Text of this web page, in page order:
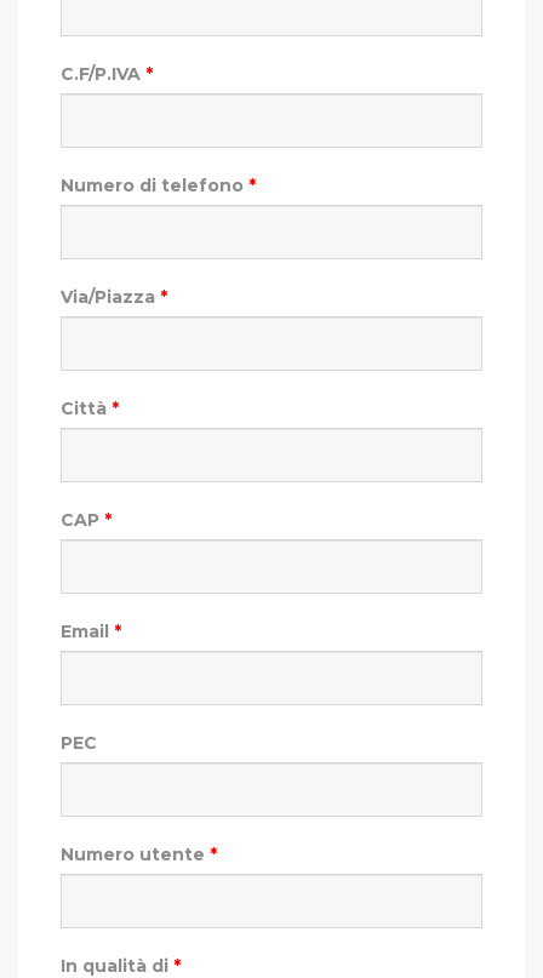
C.F/P.IVA *
Numero di telefono *
Via/Piazza *
Città *
CAP *
Email *
PEC
Numero utente *
In qualità di *